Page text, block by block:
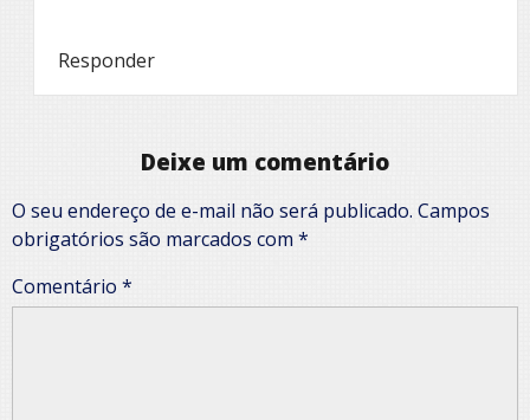
Responder
Deixe um comentário
O seu endereço de e-mail não será publicado. Campos
obrigatórios são marcados com *
Comentário *